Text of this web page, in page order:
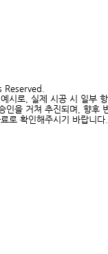
시로, 실제 시공 시 일부
을 거쳐 추진되며, 향후
로 확인해주시기 바랍니다.